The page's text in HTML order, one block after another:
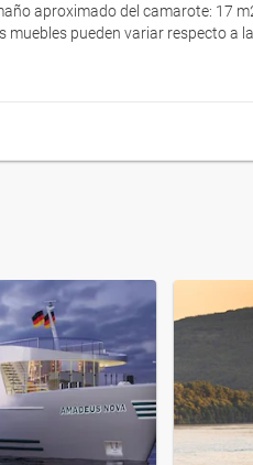
aproximado del camarote: 17
pueden variar respecto a